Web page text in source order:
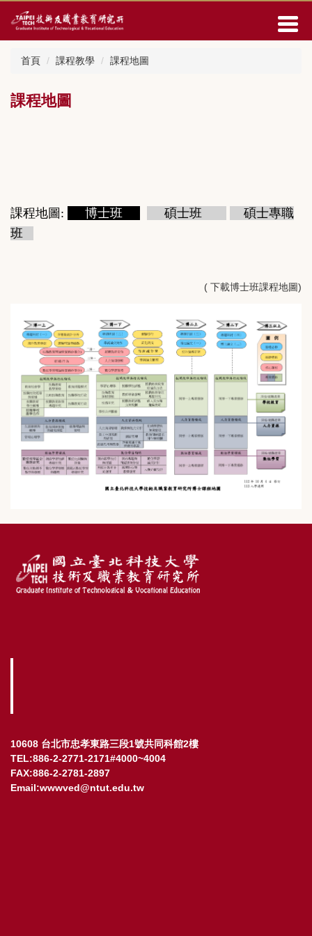
到
主
區
首頁 課程教學 課程地圖
課程地圖
課程地圖: 博士班 碩士班
碩士專職
班
( 下載博士班課程地圖)
10608 台北市忠孝東路三段1號共同科館2樓
TEL:886-2-2771-2171#4000~4004
FAX:886-2-2781-2897
Email:wwwved@ntut.edu.tw